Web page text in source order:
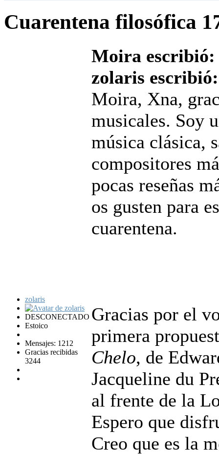
Cuarentena filosófica
zolaris
DESCONECTADO
Estoico
Mensajes: 1212
Gracias recibidas
3244
Moira escribió:
zolaris escribió:
Moira, Xna,
musicales. Soy
música clásica,
compositores
pocas reseñas
os gusten para
cuarentena.
Gracias por el
primera
Chelo, de
Jacqueline du
al frente de la
Espero que
Creo que es la